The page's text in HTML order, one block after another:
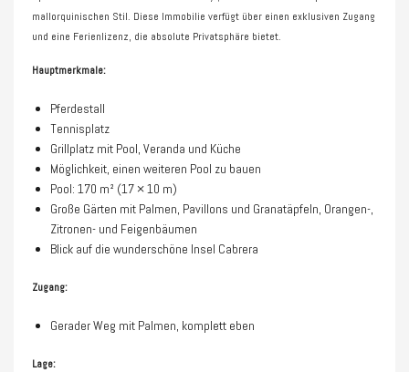
mallorquinischen Stil. Diese Immobilie verfügt über einen exklusiven Zugang
und eine Ferienlizenz, die absolute Privatsphäre bietet.
Hauptmerkmale:
Pferdestall
Tennisplatz
Grillplatz mit Pool, Veranda und Küche
Möglichkeit, einen weiteren Pool zu bauen
Pool: 170 m² (17 × 10 m)
Große Gärten mit Palmen, Pavillons und Granatäpfeln, Orangen-,
Zitronen- und Feigenbäumen
Blick auf die wunderschöne Insel Cabrera
Zugang:
Gerader Weg mit Palmen, komplett eben
Lage: